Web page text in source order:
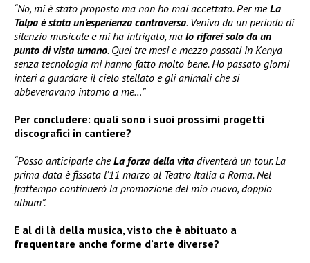
“No, mi è stato proposto ma non ho mai accettato. Per meLa
Talpa è stata un’esperienza controversa. Venivo da un periodo di
silenzio musicale e mi ha intrigato, ma lo rifarei solo da un
punto di vista umano. Quei tre mesi e mezzo passati in Kenya
senza tecnologia mi hanno fatto molto bene. Ho passato giorni
interi a guardare il cielo stellato e gli animali che si
abbeveravano intorno a me…”
Per concludere: quali sono i suoi prossimi progetti
discografici in cantiere?
“Posso anticiparle cheLa forza della vita diventerà un tour. La
prima data è fissata l’11 marzo al Teatro Italia a Roma. Nel
frattempo continuerò la promozione del mio nuovo, doppio
album”.
E al di là della musica, visto che è abituato a
frequentare anche forme d’arte diverse?